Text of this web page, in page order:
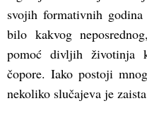
svojih formativnih
bilo kakvog
pomoć divljih životinja
čopore. Iako postoji
nekoliko slučajeva je